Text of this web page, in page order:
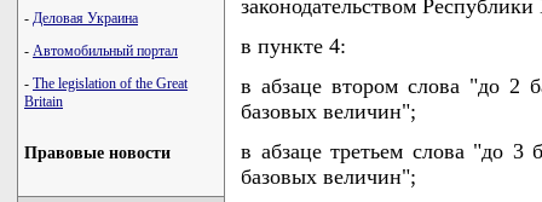
- Деловая Украина
- Автомобильный портал
- The legislation of the Great
Britain
Правовые новости
законодательством Республики
в пункте 4:
в абзаце втором слова "до 2
базовых величин";
в абзаце третьем слова "до 3
базовых величин";